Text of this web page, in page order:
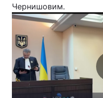
Чернишовим.